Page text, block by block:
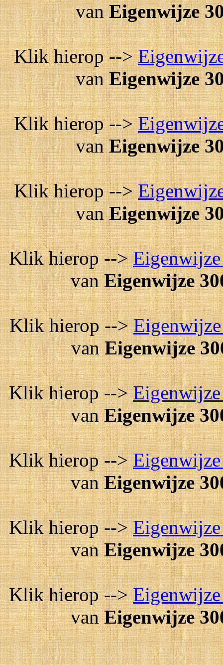
vanEigenwijze
Klik hierop -->
vanEigenwijze
Klik hierop -->
vanEigenwijze
Klik hierop -->
vanEigenwijze
Klik hierop -->
vanEigenwijze
Klik hierop -->
vanEigenwijze
Klik hierop -->
vanEigenwijze
Klik hierop -->
vanEigenwijze
Klik hierop -->
vanEigenwijze
Klik hierop -->
vanEigenwijze